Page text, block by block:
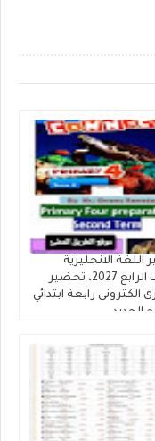
اللغة الانجليزية
للصف الرابع 2027، تحضير
الكترونى رابعة ابتدائي
الجديد